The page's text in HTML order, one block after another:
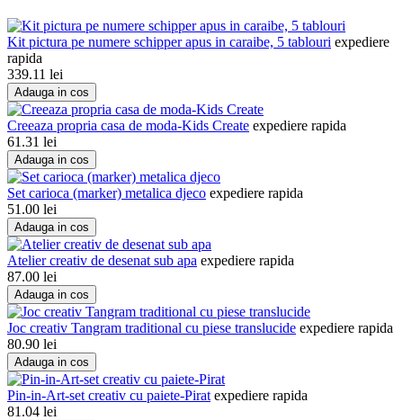
Kit pictura pe numere schipper apus in caraibe, 5 tablouri expediere
rapida
339.11 lei
Adauga in cos
Creeaza propria casa de moda-Kids Create expediere rapida
61.31 lei
Adauga in cos
Set carioca (marker) metalica djeco expediere rapida
51.00 lei
Adauga in cos
Atelier creativ de desenat sub apa expediere rapida
87.00 lei
Adauga in cos
Joc creativ Tangram traditional cu piese translucide expediere rapida
80.90 lei
Adauga in cos
Pin-in-Art-set creativ cu paiete-Pirat expediere rapida
81.04 lei